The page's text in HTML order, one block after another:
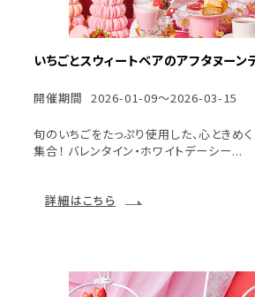
いちごとスウィートベアのアフタヌーン
開催期間 2026-01-09～2026-03-15
旬のいちごをたっぷり使用した、心ときめく
集合！ バレンタイン・ホワイトデーシー...
詳細はこちら